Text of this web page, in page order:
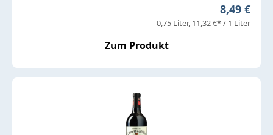
Regulärer
8,49 €
0,75 Liter 11,32 €* / 1 Liter
Zum Produkt